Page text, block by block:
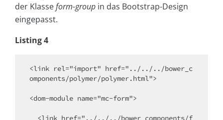
der Klasseform-group in das Bootstrap-Design
eingepasst.
Listing 4
<link rel="import" href="../../../bower_c
omponents/polymer/polymer.html">
<dom-module name="mc-form">